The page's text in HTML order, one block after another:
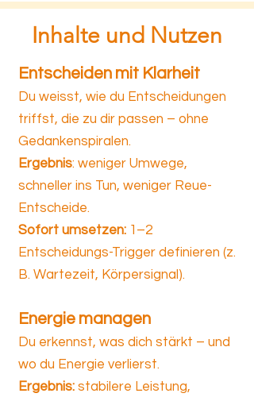
Inhalte und Nutzen
Entscheiden mit Klarheit
Du weisst, wie du Entscheidungen
triffst, die zu dir passen – ohne
Gedankenspiralen.
Ergebnis: weniger Umwege,
schneller ins Tun, weniger Reue-
Entscheide.
Sofort umsetzen: 1–2
Entscheidungs-Trigger definieren (z.
B. Wartezeit, Körpersignal).
Energie managen
Du erkennst, was dich stärkt – und
wo du Energie verlierst.
Ergebnis: stabilere Leistung,